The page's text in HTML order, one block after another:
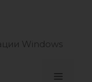
Windows
Меню